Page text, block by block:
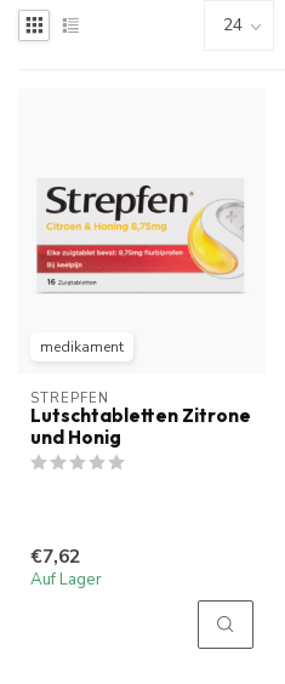
medikament
STREPFEN
Lutschtabletten Zitrone
und Honig
€7,62
Auf Lager